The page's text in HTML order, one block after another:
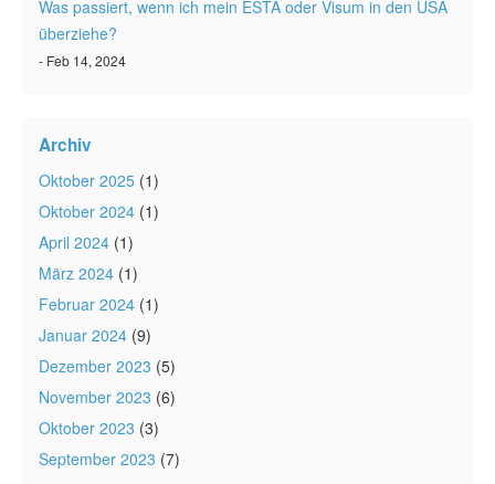
Was passiert, wenn ich mein ESTA oder Visum in den USA
überziehe?
- Feb 14, 2024
Archiv
Oktober 2025 (1)
Oktober 2024 (1)
April 2024 (1)
März 2024 (1)
Februar 2024 (1)
Januar 2024 (9)
Dezember 2023 (5)
November 2023 (6)
Oktober 2023 (3)
September 2023 (7)